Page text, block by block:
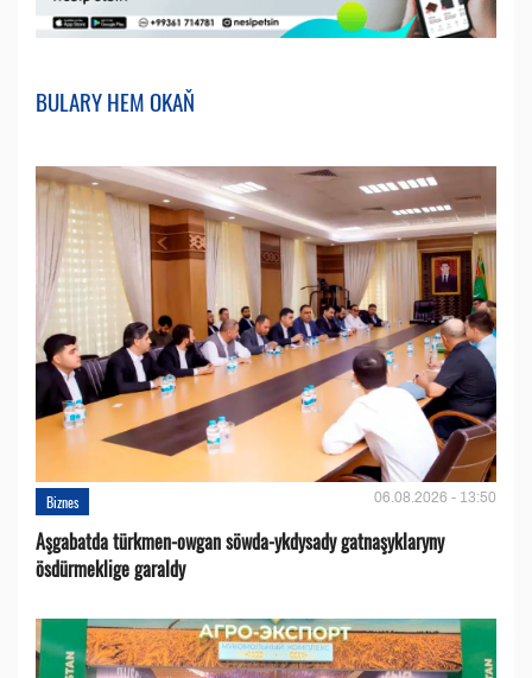
BULARY HEM OKAŇ
Biznes 06.08.2026 - 13:50
Aşgabatda türkmen-owgan söwda-ykdysady gatnaşyklaryny
ösdürmeklige garaldy